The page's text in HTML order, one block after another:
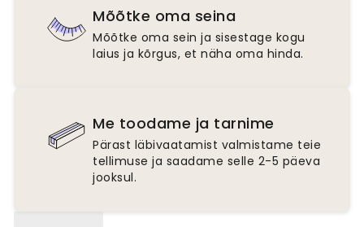
Mõõtke oma seina
Mõõtke oma sein ja sisestage kogu
laius ja kõrgus, et näha oma hinda.
Me toodame ja tarnime
Pärast läbivaatamist valmistame teie
tellimuse ja saadame selle 2-5 päeva
jooksul.